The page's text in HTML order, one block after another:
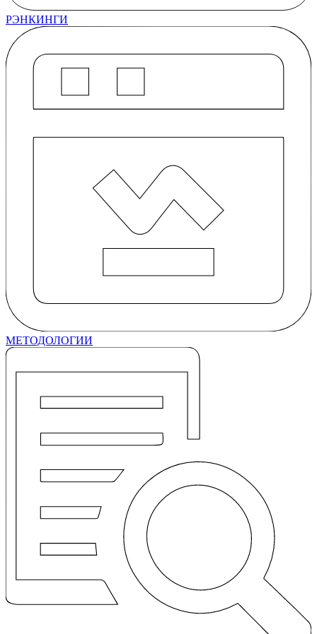
РЭНКИНГИ
МЕТОДОЛОГИИ